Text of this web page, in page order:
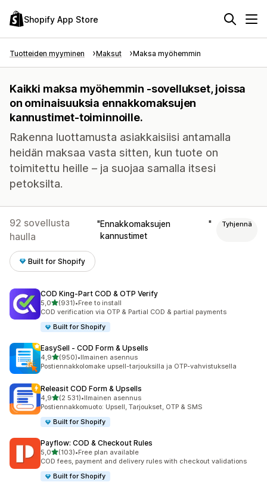
Shopify App Store
Tuotteiden myyminen Maksut Maksa myöhemmin
Kaikki maksa myöhemmin -sovellukset, joissa
on ominaisuuksia ennakkomaksujen
kannustimet-toiminnoille.
Rakenna luottamusta asiakkaisiisi antamalla
heidän maksaa vasta sitten, kun tuote on
toimitettu heille – ja suojaa samalla itsesi
petoksilta.
92 sovellusta
haulla
Ennakkomaksujen
kannustimet
Tyhjennä
Built for Shopify
COD King‑Part COD & OTP Verify
5,0/ 5 tähteä
(931)
931 arvostelua yhteensä
•Free to install
COD verification via OTP & Partial COD & partial payments
Built for Shopify
EasySell ‑ COD Form & Upsells
4,9/ 5 tähteä
(950)
950 arvostelua yhteensä
•Ilmainen asennus
Postiennakkolomake upsell-tarjouksilla ja OTP-vahvistuksella
Releasit COD Form & Upsells
4,9/ 5 tähteä
(2 531)
2531 arvostelua yhteensä
•Ilmainen asennus
Postiennakkomuoto: Upsell, Tarjoukset, OTP & SMS
Built for Shopify
Payflow: COD & Checkout Rules
5,0/ 5 tähteä
(103)
103 arvostelua yhteensä
•Free plan available
COD fees, payment and delivery rules with checkout validations
Built for Shopify